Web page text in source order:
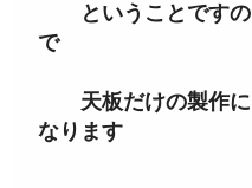
ということですの
で
天板だけの製作に
なります